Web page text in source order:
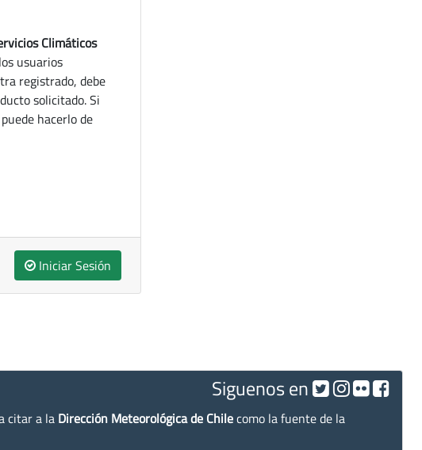
Climáticos
usuarios
registrado, debe
solicitado. Si
hacerlo de
Iniciar Sesión
Siguenos en
citar a la Dirección Meteorológica de Chilecomo la fuente de la